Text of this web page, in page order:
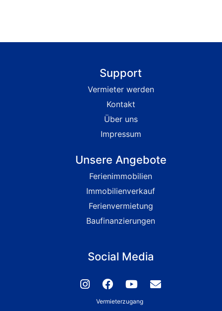
Support
Vermieter werden
Kontakt
Über uns
Impressum
Unsere Angebote
Ferienimmobilien
Immobilienverkauf
Ferienvermietung
Baufinanzierungen
Social Media
Vermieterzugang